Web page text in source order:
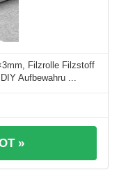
Filzrolle Filzstoff
Aufbewahru ...
»